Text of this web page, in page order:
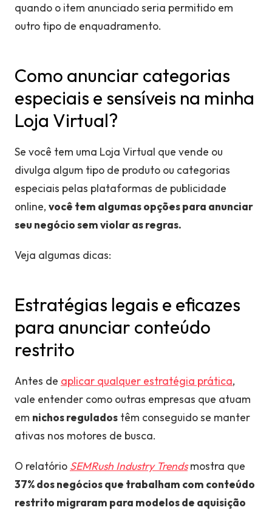
quando o item anunciado seria permitido em
outro tipo de enquadramento.
Como anunciar categorias
especiais e sensíveis na minha
Loja Virtual?
Se você tem uma Loja Virtual que vende ou
divulga algum tipo de produto ou categorias
especiais pelas plataformas de publicidade
online, você tem algumas opções para anunciar
seu negócio sem violar as regras.
Veja algumas dicas:
Estratégias legais e eficazes
para anunciar conteúdo
restrito
Antes de aplicar qualquer estratégia prática,
vale entender como outras empresas que atuam
em nichos regulados têm conseguido se manter
ativas nos motores de busca.
O relatório SEMRush Industry Trends mostra que
37% dos negócios que trabalham com conteúdo
restrito migraram para modelos de aquisição